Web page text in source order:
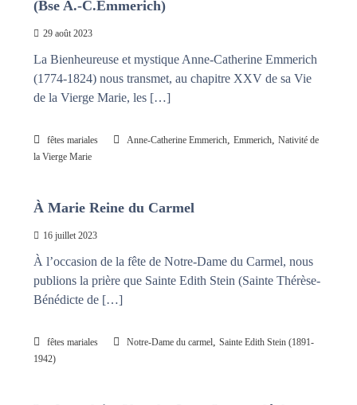
o
f
l
e
s
n
(Bse A.-C.Emmerich)
29 août 2023
La Bienheureuse et mystique Anne-Catherine Emmerich
(1774-1824) nous transmet, au chapitre XXV de sa Vie
de la Vierge Marie, les […]
fêtes mariales Anne-Catherine Emmerich, Emmerich, Nativité de
la Vierge Marie
À Marie Reine du Carmel
16 juillet 2023
À l’occasion de la fête de Notre-Dame du Carmel, nous
publions la prière que Sainte Edith Stein (Sainte Thérèse-
Bénédicte de […]
fêtes mariales Notre-Dame du carmel, Sainte Edith Stein (1891-
1942)